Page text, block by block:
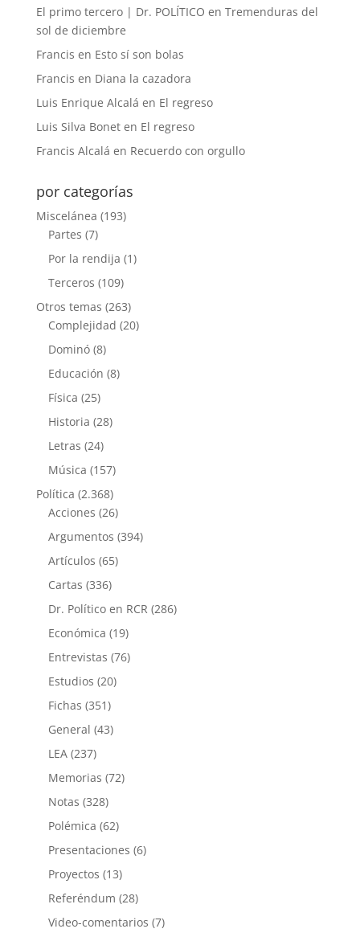
El primo tercero | Dr. POLÍTICO en Tremenduras del
sol de diciembre
Francis en Esto sí son bolas
Francis en Diana la cazadora
Luis Enrique Alcalá en El regreso
Luis Silva Boneten El regreso
Francis Alcalá en Recuerdo con orgullo
por categorías
Miscelánea (193)
Partes (7)
Por la rendija (1)
Terceros (109)
Otros temas (263)
Complejidad (20)
Dominó(8)
Educación (8)
Física (25)
Historia (28)
Letras (24)
Música (157)
Política (2.368)
Acciones (26)
Argumentos (394)
Artículos (65)
Cartas (336)
Dr. Político en RCR (286)
Económica (19)
Entrevistas (76)
Estudios (20)
Fichas (351)
General (43)
LEA(237)
Memorias (72)
Notas (328)
Polémica (62)
Presentaciones (6)
Proyectos (13)
Referéndum (28)
Video-comentarios (7)